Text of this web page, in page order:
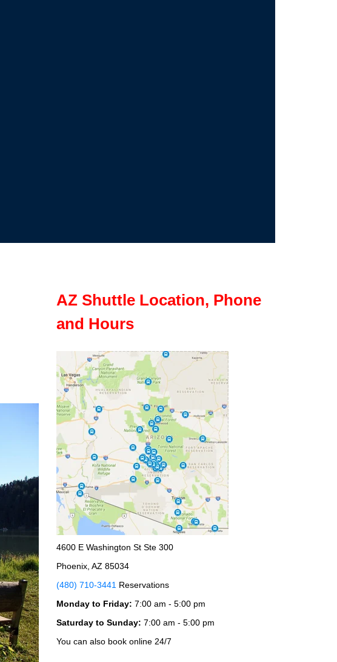
AZ Shuttle Location, Phone
and Hours
4600 E Washington St Ste 300
Phoenix, AZ 85034
(480) 710-3441 Reservations
Monday to Friday: 7:00 am - 5:00 pm
Saturday to Sunday: 7:00 am - 5:00 pm
You can also book online 24/7